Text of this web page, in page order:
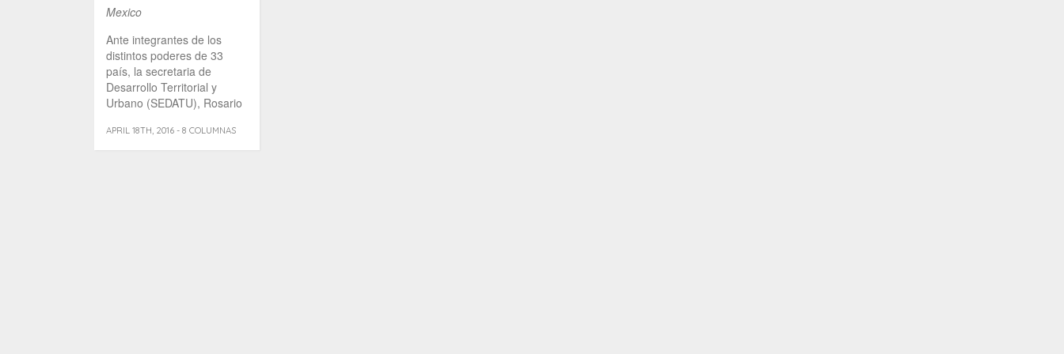
Mexico
Ante integrantes de los
distintos poderes de 33
país, la secretaria de
Desarrollo Territorial y
Urbano (SEDATU), Rosario
APRIL 18TH, 2016 - 8 COLUMNAS